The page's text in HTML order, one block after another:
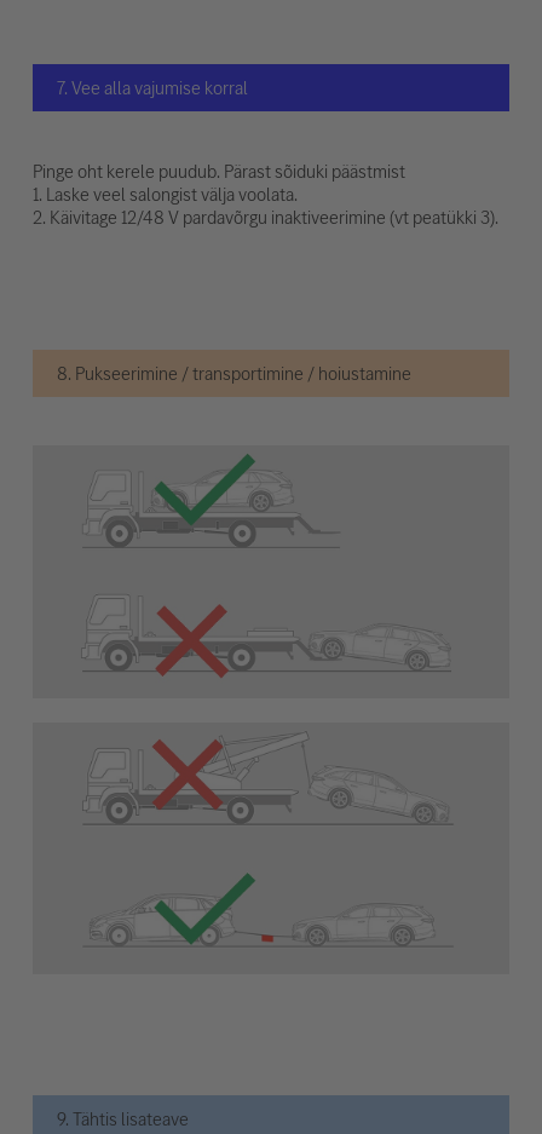
7. Vee alla vajumise korral
Pinge oht kerele puudub. Pärast sõiduki päästmist
1. Laske veel salongist välja voolata.
2. Käivitage 12/48 V pardavõrgu inaktiveerimine (vt peatükki 3).
8. Pukseerimine / transportimine / hoiustamine
9. Tähtis lisateave